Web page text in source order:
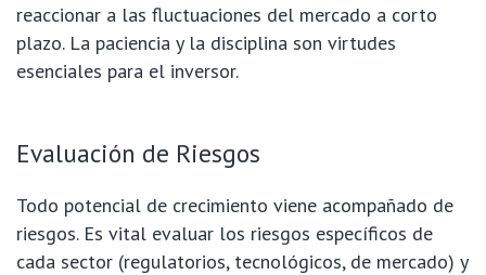
reaccionar a las fluctuaciones del mercado a corto
plazo. La paciencia y la disciplina son virtudes
esenciales para el inversor.
Evaluación de Riesgos
Todo potencial de crecimiento viene acompañado de
riesgos. Es vital evaluar los riesgos específicos de
cada sector (regulatorios, tecnológicos, de mercado) y